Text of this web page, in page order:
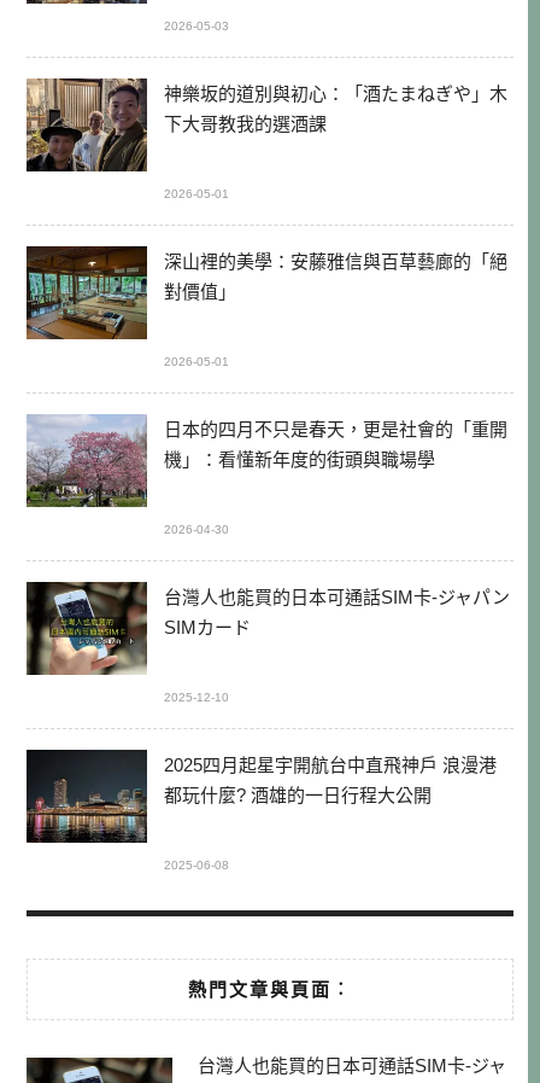
2026-05-03
神樂坂的道別與初心：「酒たまねぎや」木
下大哥教我的選酒課
2026-05-01
深山裡的美學：安藤雅信與百草藝廊的「絕
對價值」
2026-05-01
日本的四月不只是春天，更是社會的「重開
機」：看懂新年度的街頭與職場學
2026-04-30
台灣人也能買的日本可通話SIM卡-ジャパン
SIMカード
2025-12-10
2025四月起星宇開航台中直飛神戶 浪漫港
都玩什麼? 酒雄的一日行程大公開
2025-06-08
熱門文章與頁面︰
台灣人也能買的日本可通話SIM卡-ジャ